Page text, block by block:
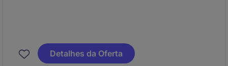
Detalhes da Oferta